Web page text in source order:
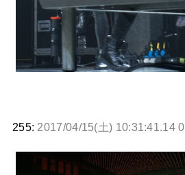
255: 2017/04/15(土) 10:31:41.14 0